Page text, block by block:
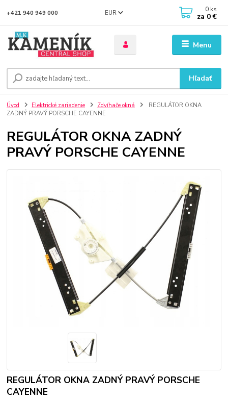
Menu
EUR
Hľadať
+421 940 949 000 0 ks
za 0 €
Úvod Elektrické zariadenie Zdvíhače okná
REGULÁTOR OKNA
ZADNÝ PRAVÝ PORSCHE CAYENNE
REGULÁTOR OKNA ZADNÝ
PRAVÝ PORSCHE CAYENNE
REGULÁTOR OKNA ZADNÝ PRAVÝ PORSCHE
CAYENNE